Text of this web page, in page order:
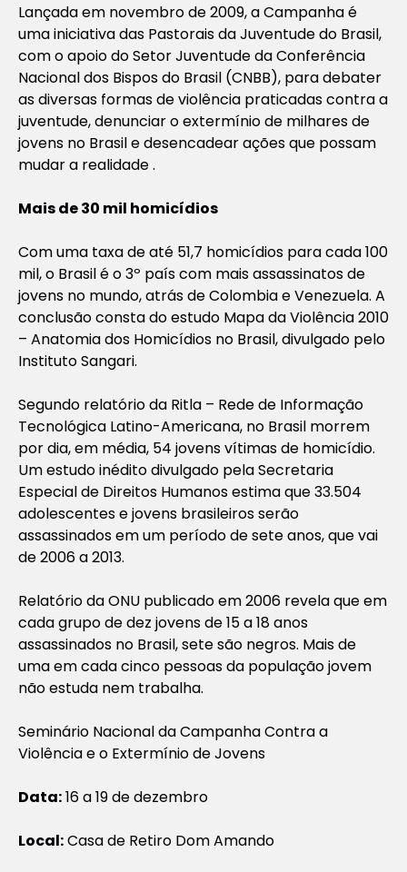
Lançada em novembro de 2009, a Campanha é
uma iniciativa das Pastorais da Juventude do Brasil,
com o apoio do Setor Juventude da Conferência
Nacional dos Bispos do Brasil (CNBB), para debater
as diversas formas de violência praticadas contra a
juventude, denunciar o extermínio de milhares de
jovens no Brasil e desencadear ações que possam
mudar a realidade .
Mais de 30 mil homicídios
Com uma taxa de até 51,7 homicídios para cada 100
mil, o Brasil é o 3º país com mais assassinatos de
jovens no mundo, atrás de Colombia e Venezuela. A
conclusão consta do estudo Mapa da Violência 2010
– Anatomia dos Homicídios no Brasil, divulgado pelo
Instituto Sangari.
Segundo relatório da Ritla – Rede de Informação
Tecnológica Latino-Americana, no Brasil morrem
por dia, em média, 54 jovens vítimas de homicídio.
Um estudo inédito divulgado pela Secretaria
Especial de Direitos Humanos estima que 33.504
adolescentes e jovens brasileiros serão
assassinados em um período de sete anos, que vai
de 2006 a 2013.
Relatório da ONU publicado em 2006 revela que em
cada grupo de dez jovens de 15 a 18 anos
assassinados no Brasil, sete são negros. Mais de
uma em cada cinco pessoas da população jovem
não estuda nem trabalha.
Seminário Nacional da Campanha Contra a
Violência e o Extermínio de Jovens
Data:16 a 19 de dezembro
Local:Casa de Retiro Dom Amando